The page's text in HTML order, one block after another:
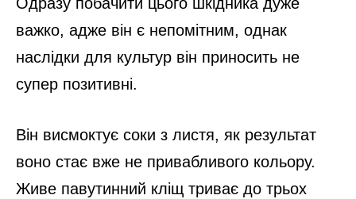
Одразу побачити цього шкідника дуже
важко, адже він є непомітним, однак
наслідки для культур він приносить не
супер позитивні.
Він висмоктує соки з листя, як результат
воно стає вже не привабливого кольору.
Живе павутинний кліщ триває до трьох